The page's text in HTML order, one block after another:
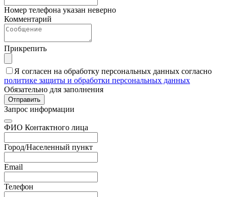
Номер телефона указан неверно
Комментарий
Прикрепить
Я согласен на обработку персональных данных согласно
политике защиты и обработки персональных данных
Обязательно для заполнения
Отправить
Запрос информации
ФИО Контактного лица
Город/Населенный пункт
Email
Телефон